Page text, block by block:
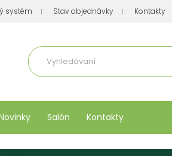
systém Stav objednávky Kontakty
Salón Kontakty